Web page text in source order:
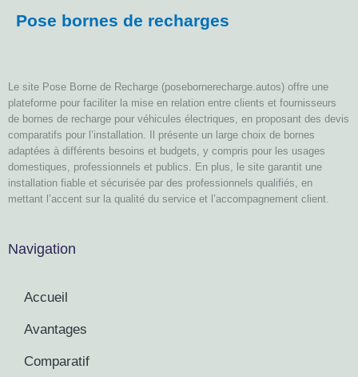
Pose bornes de recharges
Le site Pose Borne de Recharge (posebornerecharge.autos) offre une
plateforme pour faciliter la mise en relation entre clients et fournisseurs
de bornes de recharge pour véhicules électriques, en proposant des devis
comparatifs pour l’installation. Il présente un large choix de bornes
adaptées à différents besoins et budgets, y compris pour les usages
domestiques, professionnels et publics. En plus, le site garantit une
installation fiable et sécurisée par des professionnels qualifiés, en
mettant l’accent sur la qualité du service et l’accompagnement client.
Navigation
Accueil
Avantages
Comparatif